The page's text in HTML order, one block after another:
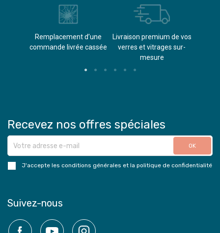
Remplacement d’une
commande livrée cassée​
Livraison premium de vos
verres et vitrages sur-
mesure
Recevez nos offres spéciales
J'accepte les conditions générales et la politique de confidentialité
Suivez-nous
Facebook YouTube